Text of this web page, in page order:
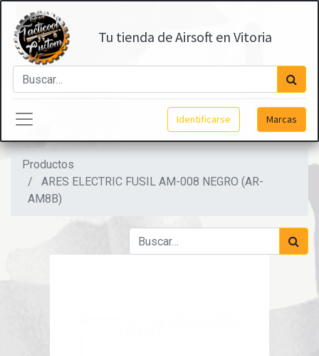
Tu tienda de Airsoft en Vitoria
Identificarse Marcas
Productos
ARES ELECTRIC FUSIL AM-008 NEGRO (AR-
AM8B)